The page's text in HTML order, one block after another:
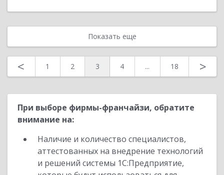
Показать еще
< 1 2 3 4 ... 18 >
При выборе фирмы-франчайзи, обратите
внимание на:
Наличие и количество специалистов,
аттестованных на внедрение технологий
и решений системы 1С:Предприятие,